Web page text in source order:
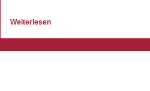
Weiterlesen